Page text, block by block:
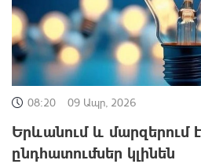
08:20 09 Ապր, 2026
Երևանում և մարզերում
ընդհատումներ կլինեն